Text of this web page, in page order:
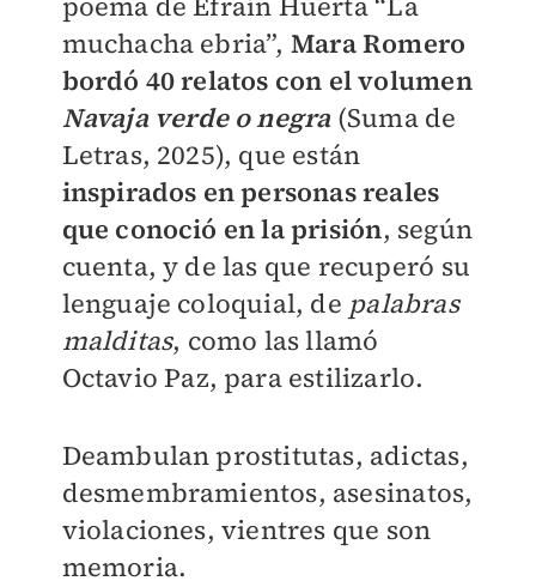
muchacha ebria”, Mara Romero
bordó 40 relatos con el volumen
Navaja verde o negra(Suma de
Letras, 2025), que están
inspirados en personas reales
que conoció en la prisión, según
cuenta, y de las que recuperó su
lenguaje coloquial, de palabras
malditas, como las llamó
Octavio Paz, para estilizarlo.
Deambulan prostitutas, adictas,
desmembramientos, asesinatos,
violaciones, vientres que son
memoria.